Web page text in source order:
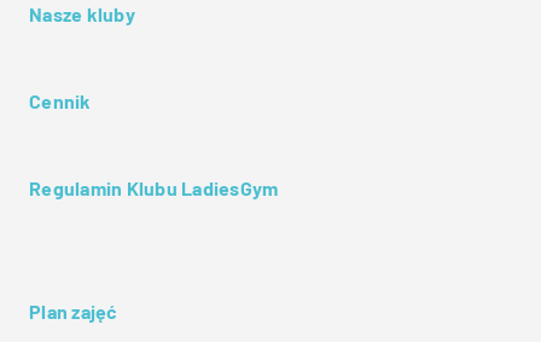
Nasze kluby
Cennik
Regulamin Klubu LadiesGym
Plan zajęć